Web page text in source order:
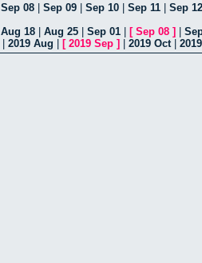
Sep 08 Sep 09 Sep 10 Sep 11
Sep 12
Aug 18 Aug 25 Sep 01 [ Sep 08 ]
2019 Aug [ 2019 Sep ] 2019 Oct